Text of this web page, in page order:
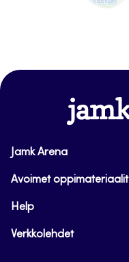
www.jamk.fi
Jamk Arena
Avoimet oppimateriaalit
Help
Verkkolehdet